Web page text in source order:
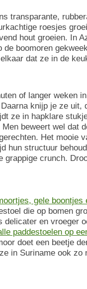
transparante,
roesjes
hout groeien. In
de boomoren
dat ze in de
of langer weken
knijp je ze uit,
ze in hapklare
beweert wel dat
Het mooie
hun structuur
grappige crunch.
gele boontjes
die op bomen
delicater en vroeger
paddestoelen op
doet een beetje
in Suriname ook zo